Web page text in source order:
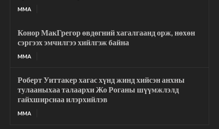
MMA
Конор МакГрегор өвдөгний хагалгаанд орж, нөхөн
сэргээх эмчилгээ хийлгэж байна
MMA
Роберт Уиттакер хагас хүнд жинд хийсэн анхны
тулааныхаа талаархи Жо Роганы шүүмжлэлд
гайхширснаа илэрхийлэв
MMA